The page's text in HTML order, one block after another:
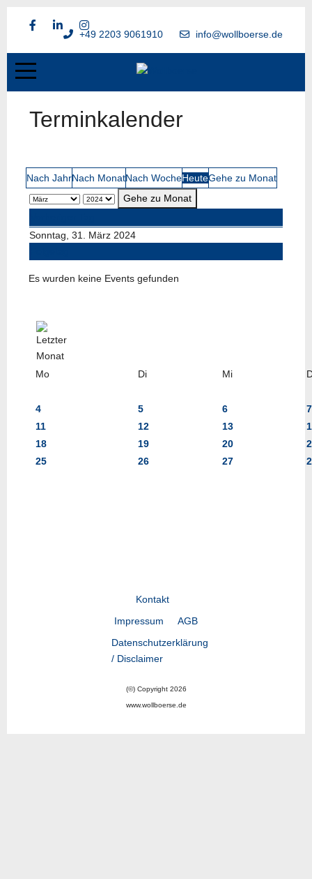
+49 2203 9061910 info@wollboerse.de
Terminkalender
Nach JahrNach MonatNach WocheHeuteGehe zu Monat
Gehe zu Monat
Sonntag, 31. März 2024
Es wurden keine Events gefunden
Mo Di Mi
4 5 6
7
11
12 13
18
19 20
25
26 27
Kontakt
Impressum
AGB
Datenschutzerklärung
/ Disclaimer
(©) Copyright 2026
www.wollboerse.de